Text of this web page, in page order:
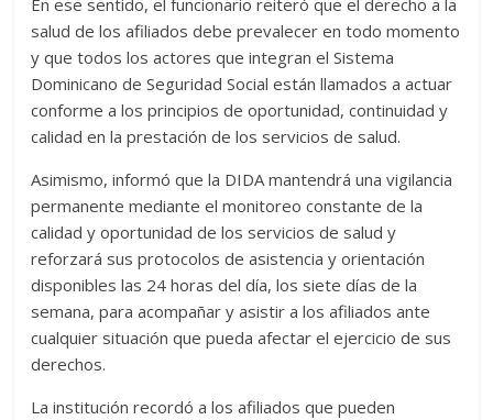
En ese sentido, el funcionario reiteró que el derecho a la
salud de los afiliados debe prevalecer en todo momento
y que todos los actores que integran el Sistema
Dominicano de Seguridad Social están llamados a actuar
conforme a los principios de oportunidad, continuidad y
calidad en la prestación de los servicios de salud.
Asimismo, informó que la DIDA mantendrá una vigilancia
permanente mediante el monitoreo constante de la
calidad y oportunidad de los servicios de salud y
reforzará sus protocolos de asistencia y orientación
disponibles las 24 horas del día, los siete días de la
semana, para acompañar y asistir a los afiliados ante
cualquier situación que pueda afectar el ejercicio de sus
derechos.
La institución recordó a los afiliados que pueden